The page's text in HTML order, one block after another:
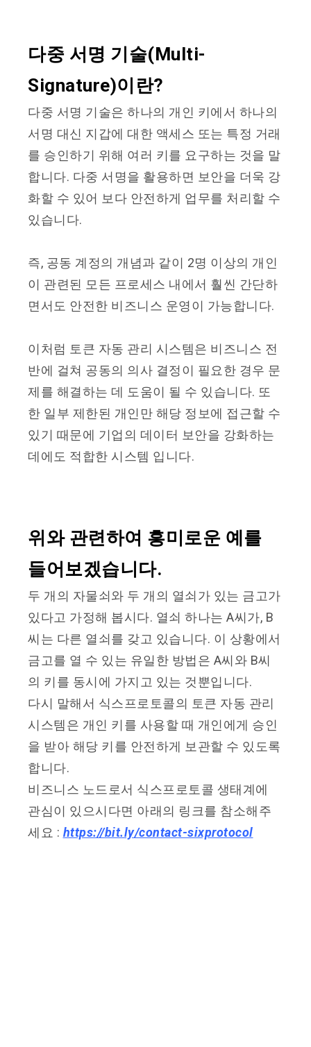
다중 서명 기술(Multi-
Signature)이란?
다중 서명 기술은 하나의 개인 키에서 하나의
서명 대신 지갑에 대한 액세스 또는 특정 거래
를 승인하기 위해 여러 키를 요구하는 것을 말
합니다. 다중 서명을 활용하면 보안을 더욱 강
화할 수 있어 보다 안전하게 업무를 처리할 수
있습니다.
즉, 공동 계정의 개념과 같이 2명 이상의 개인
이 관련된 모든 프로세스 내에서 훨씬 간단하
면서도 안전한 비즈니스 운영이 가능합니다.
이처럼 토큰 자동 관리 시스템은 비즈니스 전
반에 걸쳐 공동의 의사 결정이 필요한 경우 문
제를 해결하는 데 도움이 될 수 있습니다. 또
한 일부 제한된 개인만 해당 정보에 접근할 수
있기 때문에 기업의 데이터 보안을 강화하는
데에도 적합한 시스템 입니다.
위와 관련하여 흥미로운 예를
들어보겠습니다.
두 개의 자물쇠와 두 개의 열쇠가 있는 금고가
있다고 가정해 봅시다. 열쇠 하나는 A씨가, B
씨는 다른 열쇠를 갖고 있습니다. 이 상황에서
금고를 열 수 있는 유일한 방법은 A씨와 B씨
의 키를 동시에 가지고 있는 것뿐입니다.
다시 말해서 식스프로토콜의 토큰 자동 관리
시스템은 개인 키를 사용할 때 개인에게 승인
을 받아 해당 키를 안전하게 보관할 수 있도록
합니다.
비즈니스 노드로서 식스프로토콜 생태계에
관심이 있으시다면 아래의 링크를 참소해주
세요 : https://bit.ly/contact-sixprotocol